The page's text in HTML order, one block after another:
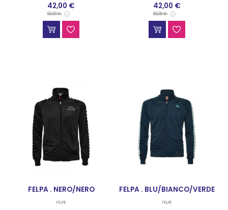
FELPE
42,00 €
60,00 €
42,00 €
60,00 €
FELPA . NERO/NERO
FELPE
FELPA . BLU/BIANCO/VERDE
FELPE